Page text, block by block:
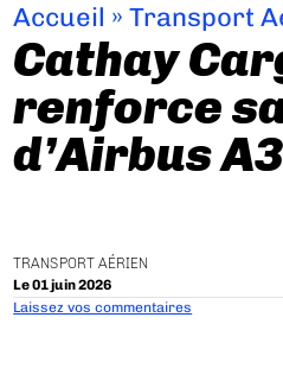
Accueil »Transport
Cathay
renforce
d’Airbus
TRANSPORT AÉRIEN
Le 01 juin 2026
Laissez vos commentaires